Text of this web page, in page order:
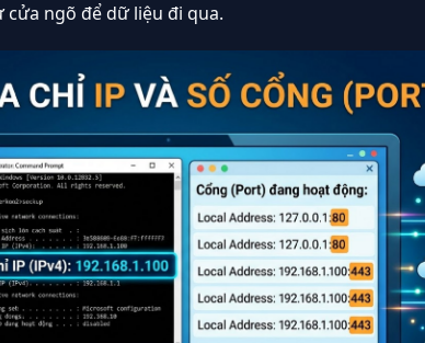
ngõ để dữ liệu đi qua.